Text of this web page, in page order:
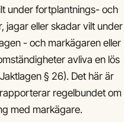
under fortplantnings- och
jagar eller skadar vilt under
- och markägaren eller
avliva en lös
§ 26). Det här är
regelbundet om
med markägare.